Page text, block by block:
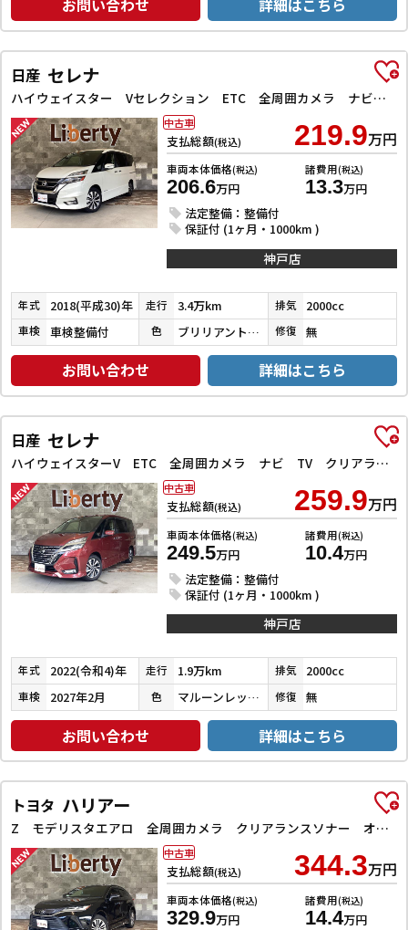
お問い合わせ 詳細はこちら
日産 セレナ
ハイウェイスター Vセレクション ETC 全周囲カメラ ナビ TV クリアランスソナー オートクルーズコントロール パークアシスト 衝突被害軽減システム 両側電動スライドドア オートライト LEDヘッドランプ
支払総額(税込) 219.9万円
車両本体価格(税込)
206.6万円
諸費用(税込)
13.3万円
法定整備：整備付
保証付 (1ヶ月・1000km )
中古車
神戸店
年式 2018(平成30)年 走行 3.4万km 排気 2000cc
車検 車検整備付 色 ブリリアントホワイトパール３コートパール 修復 無
お問い合わせ 詳細はこちら
日産 セレナ
ハイウェイスターV ETC 全周囲カメラ ナビ TV クリアランスソナー オートクルーズコントロール 衝突被害軽減システム 両側電動スライドドア オートライト LEDヘッドランプ スマートキー
支払総額(税込) 259.9万円
車両本体価格(税込)
249.5万円
諸費用(税込)
10.4万円
法定整備：整備付
保証付 (1ヶ月・1000km )
中古車
神戸店
年式 2022(令和4)年 走行 1.9万km 排気 2000cc
車検 2027年2月 色 マルーンレッドマルチフレックスパールメタリック 修復 無
お問い合わせ 詳細はこちら
トヨタ ハリアー
Z モデリスタエアロ 全周囲カメラ クリアランスソナー オートクルーズコントロール レーンアシスト パワーシート 衝突被害軽減システム ナビ TV オートマチックハイビーム オートライト LEDヘッドラン
支払総額(税込) 344.3万円
車両本体価格(税込)
329.9万円
諸費用(税込)
14.4万円
中古車